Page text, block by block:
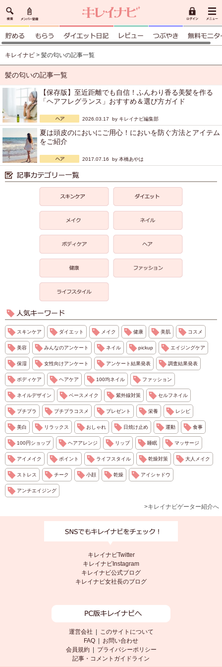
キレイナビ > 髪の匂いの記事一覧
髪の匂いの記事一覧
【保存版】至近距離でも自信！ふんわり香る美髪を作る
「ヘアフレグランス」おすすめ＆選び方ガイド
2026.03.17 by キレイナビ編集部
夏は頭皮のにおいにご用心！においを防ぐ方法とアイテム
をご紹介
2017.07.16 by 本橋あやは
スキンケア ダイエット メイク 健康 美肌 コスメ
美容 みんなのアンケート ネイル pickup エイジングケア
保湿 女性向けアンケート アンケート結果発表 調査結果発表
ボディケア ヘアケア 100均ネイル ファッション
ネイルデザイン ベースメイク 紫外線対策 セルフネイル
プチプラ プチプラコスメ プレゼント 栄養 レシピ
美白 リラックス おしゃれ 日焼け止め 運動 食事
100円ショップ ヘアアレンジ リップ 睡眠 マッサージ
アイメイク ポイント ライフスタイル 乾燥対策 大人メイク
ストレス チーク 小顔 乾燥 アイシャドウ
アンチエイジング
>キレイナビゲーター紹介へ
キレイナビTwitter
キレイナビInstagram
キレイナビ公式ブログ
キレイナビ女社長のブログ
運営会社
このサイトについて
FAQ
お問い合わせ
会員規約|
プライバシーポリシー
記事・コメントガイドライン